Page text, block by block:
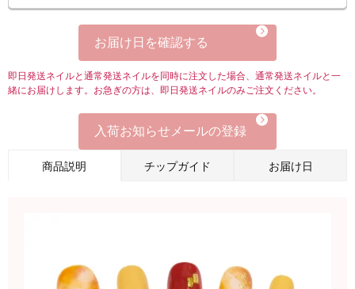
お届け日を確認する
即日発送ネイルと通常発送ネイルを同時に注文した場合、通常発送ネイルと一
緒にお届けします。お急ぎの方は、即日発送ネイルのみご注文ください。
入荷お知らせメールの登録
商品説明 チップガイド お届け日